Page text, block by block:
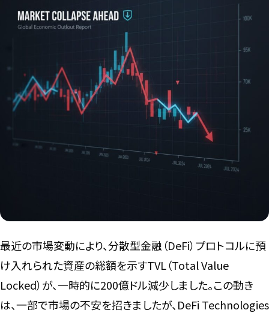
お問い合わせ
最近の市場変動により、分散型金融（DeFi）プロトコルに預
け入れられた資産の総額を示すTVL（Total Value
Locked）が、一時的に200億ドル減少しました。この動き
は、一部で市場の不安を招きましたが、DeFi Technologies